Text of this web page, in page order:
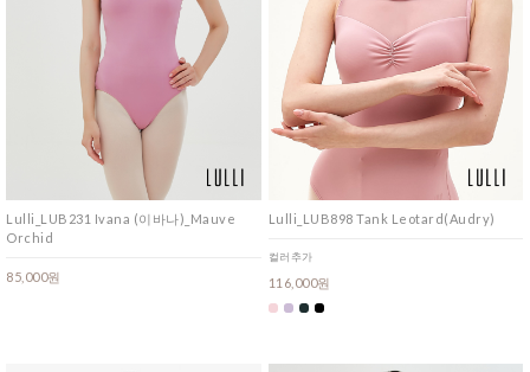
Lulli_LUB231 Ivana (이바나)_Mauve
Orchid
85,000원
Lulli_LUB898 Tank Leotard(Audry)
컬러추가
116,000원